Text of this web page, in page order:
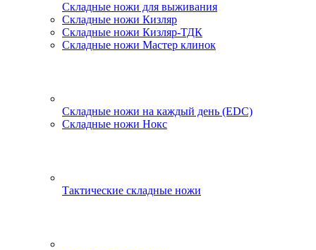
Складные ножи для выживания
Складные ножи Кизляр
Складные ножи Кизляр-ТДК
Складные ножи Мастер клинок
Складные ножи на каждый день (EDC)
Складные ножи Нокс
Тактические складные ножи